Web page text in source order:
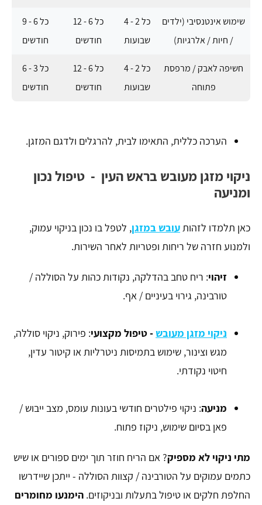
שימוש אינטנסיבי (ילדים
/ חיות / אלרגיות)
כל 2 - 4
שבועות
כל 6 - 12
חודשים
כל 6 - 9
חודשים
חשיפה לאבק / מרפסת
פתוחה
כל 2 - 4
שבועות
כל 6 - 12
חודשים
כל 3 - 6
חודשים
​הערכה כללית, התאימו לבית, להרגלים ולדגם המזגן.
ניקוי מזגן מעובש בראש העין - טיפול נכון
ומניעה
כאן תלמדו לזהותעובש במזגן, לטפל בו נכון בניקוי עמוק,
ולמנוע חזרה של ריחות ופטריות לאחר השירות.
זיהוי: ריח טחב בהדלקה, נקודות כהות על הסוללה /
טורבינה, גירוי בעיניים / אף.
ניקוי מזגן מעובש- טיפול מקצועי: פירוק, ניקוי סוללה,
מגש וצינור, שימוש בתמיסות ניטרליות או קיטור עדין,
חיטוי נקודתי.
מניעה: ניקוי פילטרים חודשי בעונות עומס, מצב ייבוש /
פאן בסיום שימוש, ניקוז פתוח.
מתי ניקוי לא מספיק? אם הריח חוזר תוך ימים ספורים או שיש
כתמים עמוקים על הטורבינה / קצוות הסוללה - ייתכן שיידרשו
החלפת חלקים או טיפול בתעלות ובניקוזים. הימנעו מחומרים